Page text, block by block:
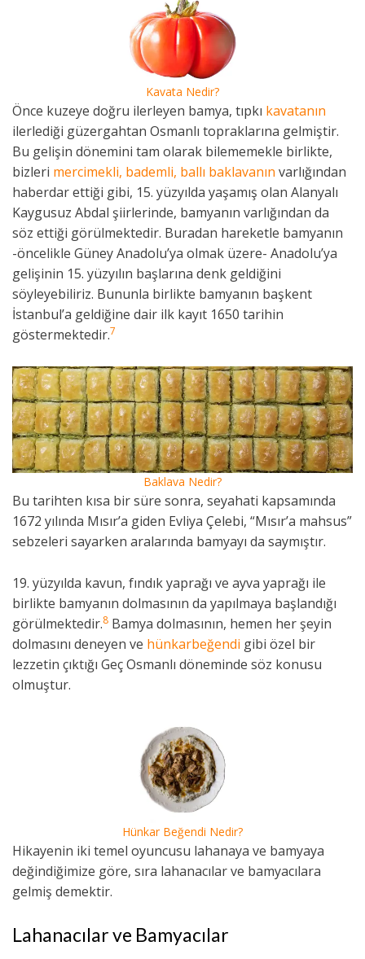
Kavata Nedir?
Önce kuzeye doğru ilerleyen bamya, tıpkı kavatanın
ilerlediği güzergahtan Osmanlı topraklarına gelmiştir.
Bu gelişin dönemini tam olarak bilememekle birlikte,
bizleri mercimekli, bademli, ballı baklavanın varlığından
haberdar ettiği gibi, 15. yüzyılda yaşamış olan Alanyalı
Kaygusuz Abdal şiirlerinde, bamyanın varlığından da
söz ettiği görülmektedir. Buradan hareketle bamyanın
-öncelikle Güney Anadolu’ya olmak üzere- Anadolu’ya
gelişinin 15. yüzyılın başlarına denk geldiğini
söyleyebiliriz. Bununla birlikte bamyanın başkent
İstanbul’a geldiğine dair ilk kayıt 1650 tarihin
göstermektedir.7
Baklava Nedir?
Bu tarihten kısa bir süre sonra, seyahati kapsamında
1672 yılında Mısır’a giden Evliya Çelebi, “Mısır’a mahsus”
sebzeleri sayarken aralarında bamyayı da saymıştır.
19. yüzyılda kavun, fındık yaprağı ve ayva yaprağı ile
birlikte bamyanın dolmasının da yapılmaya başlandığı
görülmektedir.8 Bamya dolmasının, hemen her şeyin
dolmasını deneyen ve hünkarbeğendi gibi özel bir
lezzetin çıktığı Geç Osmanlı döneminde söz konusu
olmuştur.
Hünkar Beğendi Nedir?
Hikayenin iki temel oyuncusu lahanaya ve bamyaya
değindiğimize göre, sıra lahanacılar ve bamyacılara
gelmiş demektir.
Lahanacılar ve Bamyacılar